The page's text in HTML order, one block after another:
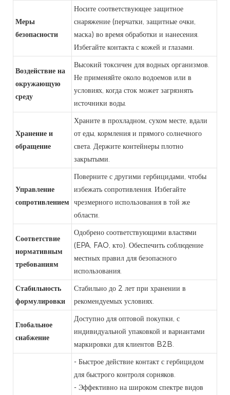
Меры
безопасности
Носите соответствующее защитное
снаряжение (перчатки, защитные очки,
маска) во время обработки и нанесения.
Избегайте контакта с кожей и глазами.
Воздействие на
окружающую
среду
Высокий токсичен для водных организмов.
Не применяйте около водоемов или в
условиях, когда сток может загрязнять
источники воды.
Хранение и
обращение
Храните в прохладном, сухом месте, вдали
от еды, кормления и прямого солнечного
света. Держите контейнеры плотно
закрытыми.
Управление
сопротивлением
Поверните с другими гербицидами, чтобы
избежать сопротивления. Избегайте
чрезмерного использования в той же
области.
Соответствие
нормативным
требованиям
Одобрено соответствующими властями
(EPA, FAO, кто). Обеспечить соблюдение
местных правил для безопасного
использования.
Стабильность
формулировки
Стабильно до 2 лет при хранении в
рекомендуемых условиях.
Глобальное
снабжение
Доступно для оптовой покупки, с
индивидуальной упаковкой и вариантами
маркировки для клиентов B2B.
- Быстрое действие контакт с гербицидом
для быстрого контроля сорняков.
- Эффективно на широком спектре видов